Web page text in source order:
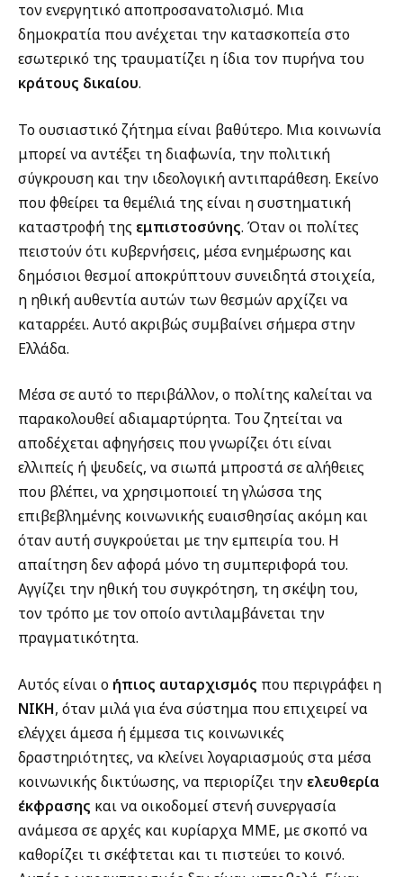
τον ενεργητικό αποπροσανατολισμό. Μια
δημοκρατία που ανέχεται την κατασκοπεία στο
εσωτερικό της τραυματίζει η ίδια τον πυρήνα του
κράτους δικαίου.
Το ουσιαστικό ζήτημα είναι βαθύτερο. Μια κοινωνία
μπορεί να αντέξει τη διαφωνία, την πολιτική
σύγκρουση και την ιδεολογική αντιπαράθεση. Εκείνο
που φθείρει τα θεμέλιά της είναι η συστηματική
καταστροφή της εμπιστοσύνης. Όταν οι πολίτες
πειστούν ότι κυβερνήσεις, μέσα ενημέρωσης και
δημόσιοι θεσμοί αποκρύπτουν συνειδητά στοιχεία,
η ηθική αυθεντία αυτών των θεσμών αρχίζει να
καταρρέει. Αυτό ακριβώς συμβαίνει σήμερα στην
Ελλάδα.
Μέσα σε αυτό το περιβάλλον, ο πολίτης καλείται να
παρακολουθεί αδιαμαρτύρητα. Του ζητείται να
αποδέχεται αφηγήσεις που γνωρίζει ότι είναι
ελλιπείς ή ψευδείς, να σιωπά μπροστά σε αλήθειες
που βλέπει, να χρησιμοποιεί τη γλώσσα της
επιβεβλημένης κοινωνικής ευαισθησίας ακόμη και
όταν αυτή συγκρούεται με την εμπειρία του. Η
απαίτηση δεν αφορά μόνο τη συμπεριφορά του.
Αγγίζει την ηθική του συγκρότηση, τη σκέψη του,
τον τρόπο με τον οποίο αντιλαμβάνεται την
πραγματικότητα.
Αυτός είναι ο ήπιος αυταρχισμός που περιγράφει η
ΝΙΚΗ, όταν μιλά για ένα σύστημα που επιχειρεί να
ελέγχει άμεσα ή έμμεσα τις κοινωνικές
δραστηριότητες, να κλείνει λογαριασμούς στα μέσα
κοινωνικής δικτύωσης, να περιορίζει την ελευθερία
έκφρασης και να οικοδομεί στενή συνεργασία
ανάμεσα σε αρχές και κυρίαρχα ΜΜΕ, με σκοπό να
καθορίζει τι σκέφτεται και τι πιστεύει το κοινό.